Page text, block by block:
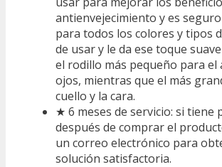
antienvejecimiento y es
para todos los colores y tipos
de usar y le da ese toque
el rodillo más pequeño para el
ojos, mientras que el más
cuello y la cara.
★ 6 meses de servicio: si tiene
después de comprar el
un correo electrónico para
solución satisfactoria.